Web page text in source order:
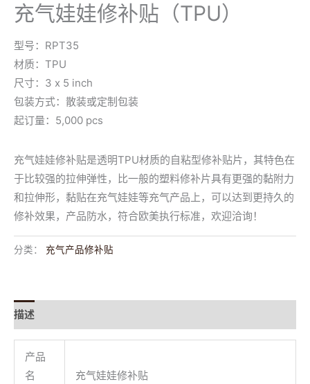
充气娃娃修补贴（TPU）
型号：RPT35
材质：TPU
尺寸：3 x 5 inch
包装方式：散装或定制包装
起订量：5,000 pcs
充气娃娃修补贴是透明TPU材质的自粘型修补贴片，其特色在
于比较强的拉伸弹性，比一般的塑料修补片具有更强的黏附力
和拉伸形，黏贴在充气娃娃等充气产品上，可以达到更持久的
修补效果，产品防水，符合欧美执行标准，欢迎洽询！
分类： 充气产品修补贴
描述
产品
名
充气娃娃修补贴